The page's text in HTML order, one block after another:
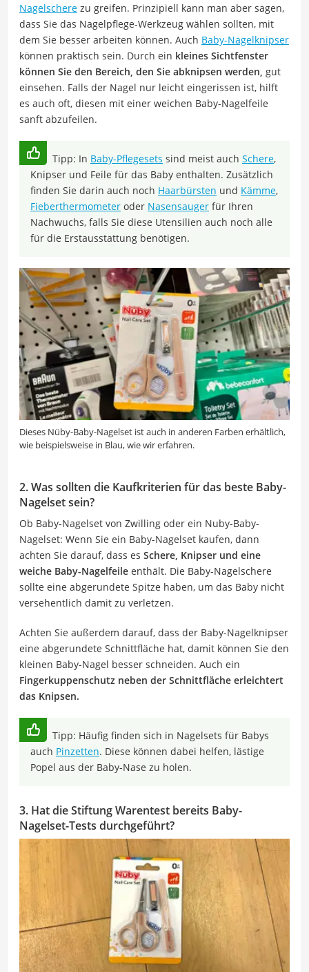
Nagelschere zu greifen. Prinzipiell kann man aber sagen,
dass Sie das Nagelpflege-Werkzeug wählen sollten, mit
dem Sie besser arbeiten können. Auch Baby-Nagelknipser
können praktisch sein. Durch ein kleines Sichtfenster
können Sie den Bereich, den Sie abknipsen werden, gut
einsehen. Falls der Nagel nur leicht eingerissen ist, hilft
es auch oft, diesen mit einer weichen Baby-Nagelfeile
sanft abzufeilen.
Tipp: In Baby-Pflegesets sind meist auch Schere,
Knipser und Feile für das Baby enthalten. Zusätzlich
finden Sie darin auch noch Haarbürsten und Kämme,
Fieberthermometer oder Nasensauger für Ihren
Nachwuchs, falls Sie diese Utensilien auch noch alle
für die Erstausstattung benötigen.
Dieses Nüby-Baby-Nagelset ist auch in anderen Farben erhältlich,
wie beispielsweise in Blau, wie wir erfahren.
2. Was sollten die Kaufkriterien für das beste Baby-
Nagelset sein?
Ob Baby-Nagelset von Zwilling oder ein Nuby-Baby-
Nagelset: Wenn Sie ein Baby-Nagelset kaufen, dann
achten Sie darauf, dass es Schere, Knipser und eine
weiche Baby-Nagelfeile enthält. Die Baby-Nagelschere
sollte eine abgerundete Spitze haben, um das Baby nicht
versehentlich damit zu verletzen.
Achten Sie außerdem darauf, dass der Baby-Nagelknipser
eine abgerundete Schnittfläche hat, damit können Sie den
kleinen Baby-Nagel besser schneiden. Auch ein
Fingerkuppenschutz neben der Schnittfläche erleichtert
das Knipsen.
Tipp: Häufig finden sich in Nagelsets für Babys
auch Pinzetten. Diese können dabei helfen, lästige
Popel aus der Baby-Nase zu holen.
3. Hat die Stiftung Warentest bereits Baby-
Nagelset-Tests durchgeführt?